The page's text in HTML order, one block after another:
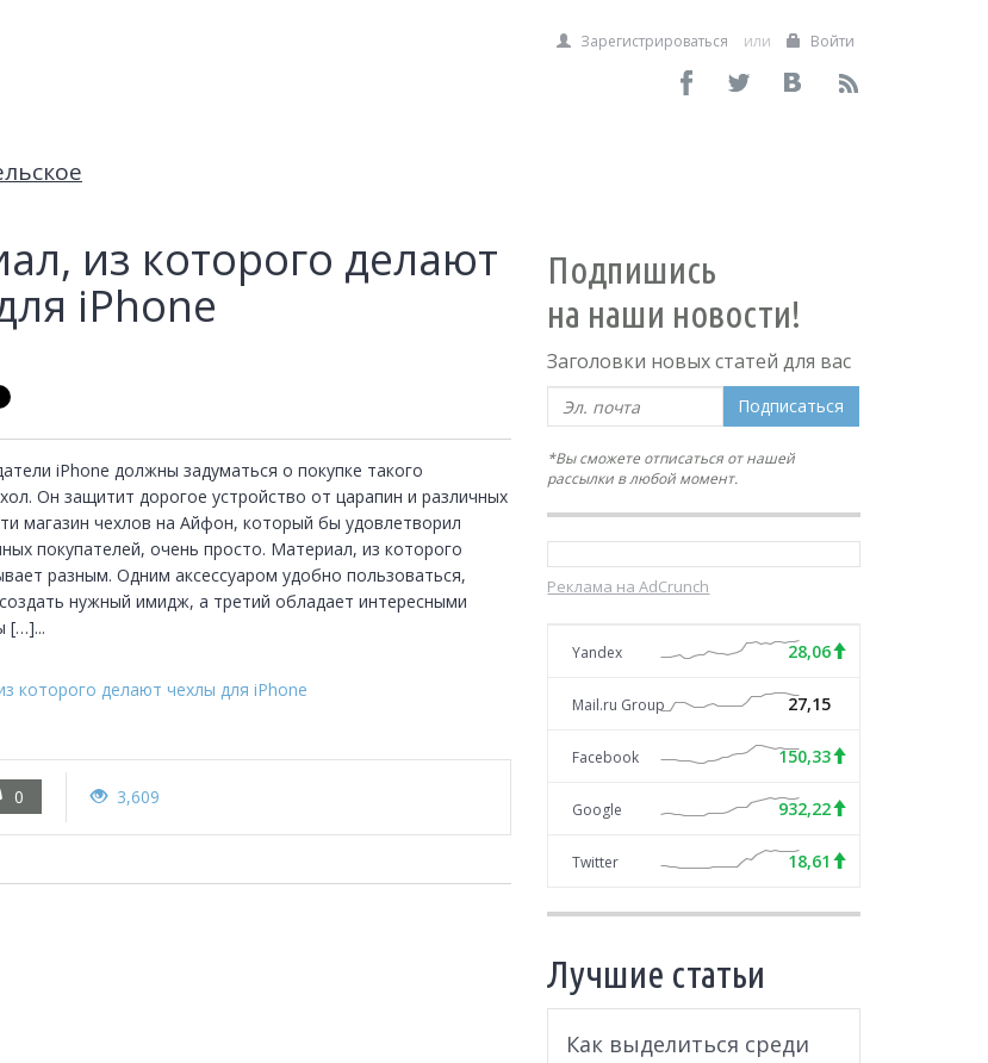
Зарегистрироваться или Войти
из которого делают
iPhone
iPhone должны задуматься о покупке такого
Он защитит дорогое устройство от царапин и различных
магазин чехлов на Айфон, который бы удовлетворил
покупателей, очень просто. Материал, из которого
разным. Одним аксессуаром удобно пользоваться,
нужный имидж, а третий обладает интересными
[…]...
которого делают чехлы для iPhone
0 3,609
Подпишись
на наши новости!
Заголовки новых статей для вас
Подписаться
*Вы сможете отписаться от нашей
рассылки в любой момент.
Реклама на AdCrunch
Yandex 28,06
Mail.ru Group 27,15
Facebook 150,33
Google 932,22
Twitter 18,61
Лучшие статьи
Как выделиться среди